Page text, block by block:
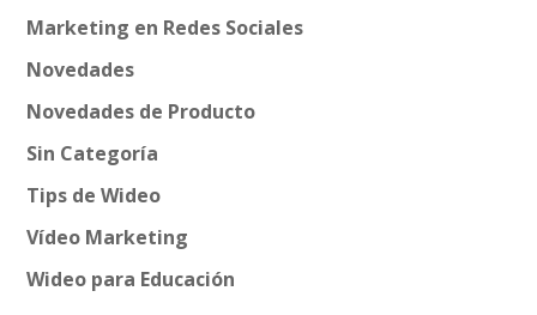
Marketing en Redes Sociales
Novedades
Novedades de Producto
Sin Categoría
Tips de Wideo
Vídeo Marketing
Wideo para Educación